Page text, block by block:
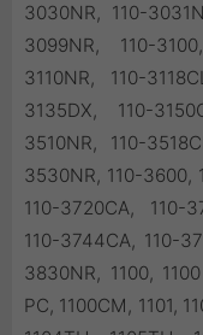
3030NR, 110-
3099NR, 110-
3110NR, 110-
3135DX, 110-
3510NR, 110-
3530NR, 110-3600,
110-3720CA, 110-
110-3744CA, 110-
3830NR, 1100,
PC, 1100CM, 1101,